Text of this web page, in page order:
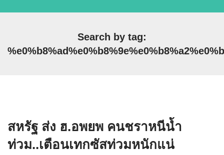
Search by tag:
สหรัฐ ส่ง ฮ.อพยพ คนชราหนีน้ำ
ท่วม..เตือนเทกซัสท่วมหนักแน่